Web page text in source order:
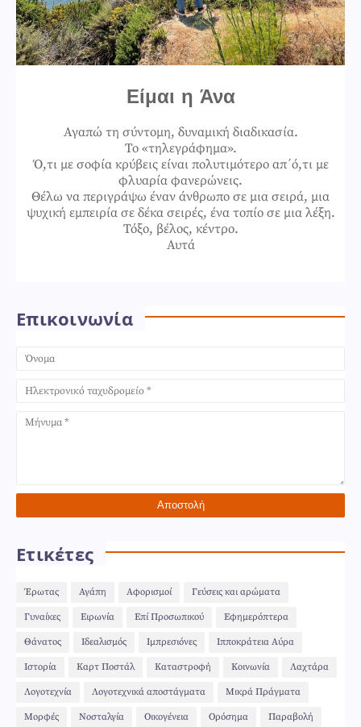
Είμαι η Άνα
Αγαπώ τη σύντομη, δυναμική διαδικασία.
Το «τηλεγράφημα».
Ό,τι με σοφία κρύβεις είναι πολυτιμότερο απ΄ό,τι με
φλυαρία φανερώνεις.
Θέλω να περιγράψω έναν άνθρωπο σε μια σειρά, μια
ψυχική εμπειρία σε δέκα σειρές, ένα τοπίο σε μια λέξη.
Τόξο, βέλος, κέντρο.
Αυτά
Επικοινωνία
Ετικέτες
Έρωτας Αγάπη Αφορισμοί Γεύσεις και αρώματα
Γυναίκες Ειρωνία Επί Προσωπικού Εφημερόπτερα
Θάνατος Ιδεαλισμός Ιμπρεσιόνες Ιπποκράτεια Αύρα
Ιστορία Καρτ Ποστάλ Καταστροφή Κοινωνία Λαχτάρα
Λογοτεχνία Λογοτεχνικά αποστάγματα Μικρά Πράγματα
Μορφές Νοσταλγία Οικογένεια Ορόσημα Παραβολή